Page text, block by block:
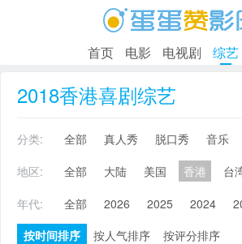
首页 电影 电视剧 综艺
2018香港喜剧综艺
分类: 全部 真人秀 脱口秀 音乐
地区:
全部 大陆 美国 香港 台
年代:
全部 2026 2025 2024
按时间排序
按人气排序 按评分排序